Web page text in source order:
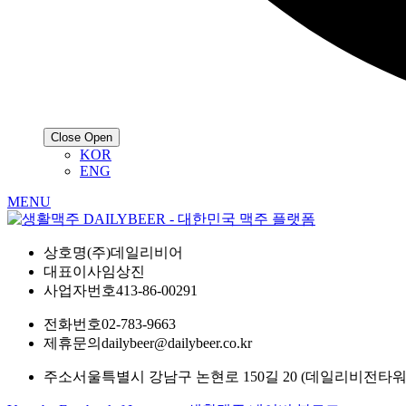
Close Open
KOR
ENG
MENU
상호명(주)데일리비어
대표이사임상진
사업자번호413-86-00291
전화번호02-783-9663
제휴문의 dailybeer@dailybeer.co.kr
주소서울특별시 강남구 논현로 150길 20 (데일리비전타